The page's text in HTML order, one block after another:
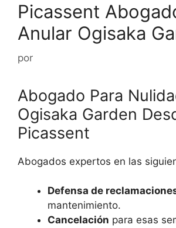
Picassent
Anular Ogisaka
por
Abogado Para
Ogisaka Garden
Picassent
Abogados expertos en las
Defensa de
mantenimiento.
Cancelación para esas